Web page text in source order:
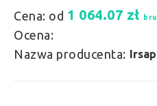
Cena: od 1 064.07 zł
Ocena:
Nazwa producenta: Irsap